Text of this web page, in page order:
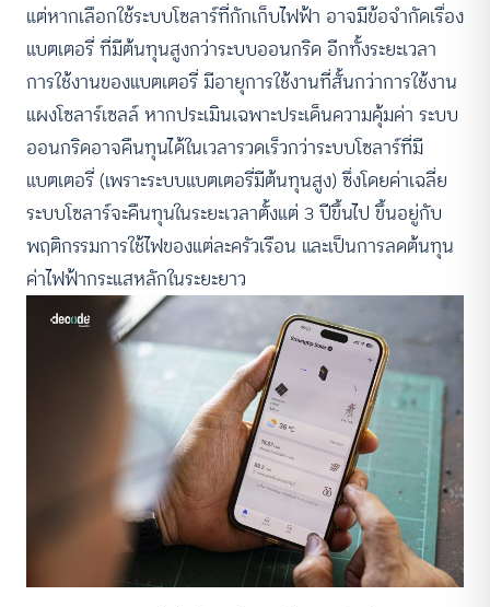
แต่หากเลือกใช้ระบบโซลาร์ที่กักเก็บไฟฟ้า อาจมีข้อจำกัดเรื่อง
แบตเตอรี่ ที่มีต้นทุนสูงกว่าระบบออนกริด อีกทั้งระยะเวลา
การใช้งานของแบตเตอรี่ มีอายุการใช้งานที่สั้นกว่าการใช้งาน
แผงโซลาร์เซลล์ หากประเมินเฉพาะประเด็นความคุ้มค่า ระบบ
ออนกริดอาจคืนทุนได้ในเวลารวดเร็วกว่าระบบโซลาร์ที่มี
แบตเตอรี่ (เพราะระบบแบตเตอรี่มีต้นทุนสูง) ซึ่งโดยค่าเฉลี่ย
ระบบโซลาร์จะคืนทุนในระยะเวลาตั้งแต่ 3 ปีขึ้นไป ขึ้นอยู่กับ
พฤติกรรมการใช้ไฟของแต่ละครัวเรือน และเป็นการลดต้นทุน
ค่าไฟฟ้ากระแสหลักในระยะยาว